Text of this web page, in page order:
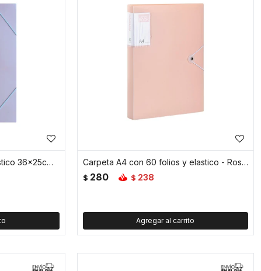
Carpeta A4 clasica con elástico 36x25cm - Lila Carpeta A4 con 60 folios y elastico - Rosado
$ 280 $ 238